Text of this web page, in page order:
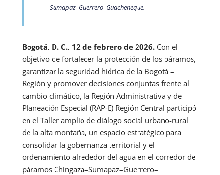
Sumapaz–Guerrero–Guacheneque.
Bogotá, D. C., 12 de febrero de 2026.Con el
objetivo de fortalecer la protección de los páramos,
garantizar la seguridad hídrica de la Bogotá –
Región y promover decisiones conjuntas frente al
cambio climático, la Región Administrativa y de
Planeación Especial (RAP-E) Región Central participó
en el Taller amplio de diálogo social urbano-rural
de la alta montaña, un espacio estratégico para
consolidar la gobernanza territorial y el
ordenamiento alrededor del agua en el corredor de
páramos Chingaza–Sumapaz–Guerrero–